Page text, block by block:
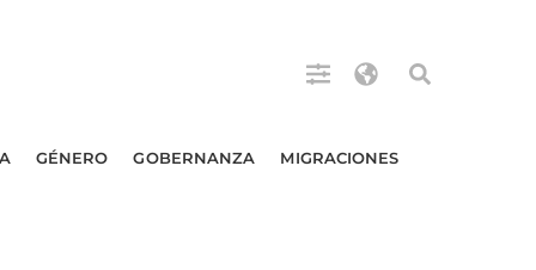
GÉNERO GOBERNANZA MIGRACIONES